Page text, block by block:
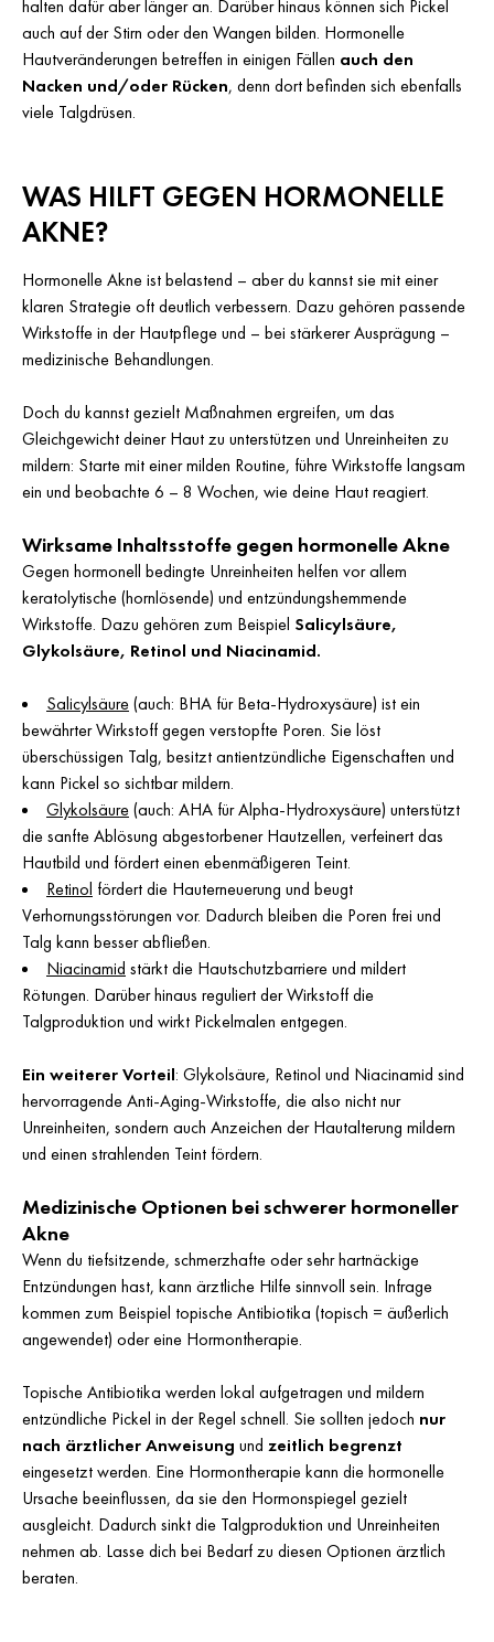
halten dafür aber länger an. Darüber hinaus können sich Pickel
auch auf der Stirn oder den Wangen bilden. Hormonelle
Hautveränderungen betreffen in einigen Fällen auch den
Nacken und/oder Rücken, denn dort befinden sich ebenfalls
viele Talgdrüsen.
WAS HILFT GEGEN HORMONELLE
AKNE?
Hormonelle Akne ist belastend – aber du kannst sie mit einer
klaren Strategie oft deutlich verbessern. Dazu gehören passende
Wirkstoffe in der Hautpflege und – bei stärkerer Ausprägung –
medizinische Behandlungen.
Doch du kannst gezielt Maßnahmen ergreifen, um das
Gleichgewicht deiner Haut zu unterstützen und Unreinheiten zu
mildern: Starte mit einer milden Routine, führe Wirkstoffe langsam
ein und beobachte 6 – 8 Wochen, wie deine Haut reagiert.
Wirksame Inhaltsstoffe gegen hormonelle Akne
Gegen hormonell bedingte Unreinheiten helfen vor allem
keratolytische (hornlösende) und entzündungshemmende
Wirkstoffe. Dazu gehören zum Beispiel Salicylsäure,
Glykolsäure, Retinol und Niacinamid.
Salicylsäure(auch: BHA für Beta-Hydroxysäure) ist ein
bewährter Wirkstoff gegen verstopfte Poren. Sie löst
überschüssigen Talg, besitzt antientzündliche Eigenschaften und
kann Pickel so sichtbar mildern.
Glykolsäure(auch: AHA für Alpha-Hydroxysäure) unterstützt
die sanfte Ablösung abgestorbener Hautzellen, verfeinert das
Hautbild und fördert einen ebenmäßigeren Teint.
Retinol fördert die Hauterneuerung und beugt
Verhornungsstörungen vor. Dadurch bleiben die Poren frei und
Talg kann besser abfließen.
Niacinamid stärkt die Hautschutzbarriere und mildert
Rötungen. Darüber hinaus reguliert der Wirkstoff die
Talgproduktion und wirkt Pickelmalen entgegen.
Ein weiterer Vorteil: Glykolsäure, Retinol und Niacinamid sind
hervorragende Anti-Aging-Wirkstoffe, die also nicht nur
Unreinheiten, sondern auch Anzeichen der Hautalterung mildern
und einen strahlenden Teint fördern.
Medizinische Optionen bei schwerer hormoneller
Akne
Wenn du tiefsitzende, schmerzhafte oder sehr hartnäckige
Entzündungen hast, kann ärztliche Hilfe sinnvoll sein. Infrage
kommen zum Beispiel topische Antibiotika (topisch = äußerlich
angewendet) oder eine Hormontherapie.
Topische Antibiotika werden lokal aufgetragen und mildern
entzündliche Pickel in der Regel schnell. Sie sollten jedoch nur
nach ärztlicher Anweisung und zeitlich begrenzt
eingesetzt werden. Eine Hormontherapie kann die hormonelle
Ursache beeinflussen, da sie den Hormonspiegel gezielt
ausgleicht. Dadurch sinkt die Talgproduktion und Unreinheiten
nehmen ab. Lasse dich bei Bedarf zu diesen Optionen ärztlich
beraten.